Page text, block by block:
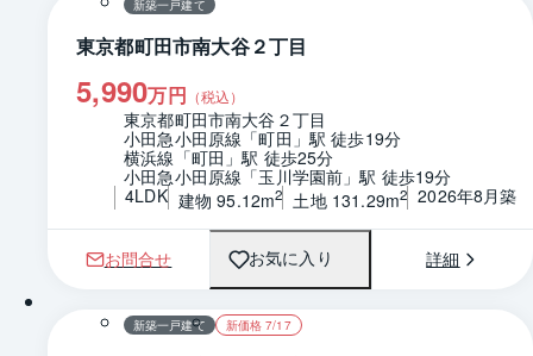
新築一戸建て
東京都町田市南大谷２丁目
5,990万円 （税込）
東京都町田市南大谷２丁目
小田急小田原線「町田」駅 徒歩19分
横浜線「町田」駅 徒歩25分
小田急小田原線「玉川学園前」駅 徒歩19分
4LDK 建物 95.12m2 土地 131.29m2 2026年8月築
お問合せ お気に入り 詳細
1 / 0 間取り
新築一戸建て 新価格 7/17